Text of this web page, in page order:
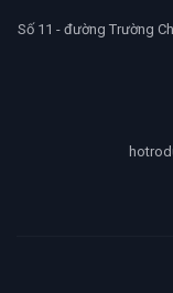
Số 11 - đường Trường